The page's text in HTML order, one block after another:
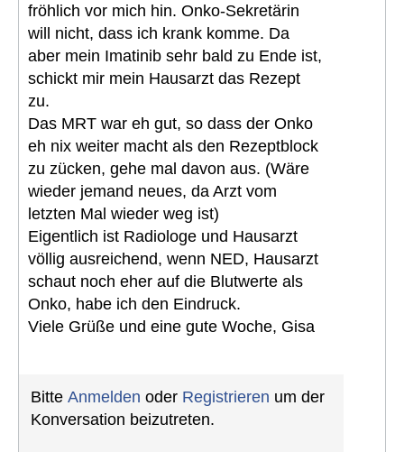
fröhlich vor mich hin. Onko-Sekretärin
will nicht, dass ich krank komme. Da
aber mein Imatinib sehr bald zu Ende ist,
schickt mir mein Hausarzt das Rezept
zu.
Das MRT war eh gut, so dass der Onko
eh nix weiter macht als den Rezeptblock
zu zücken, gehe mal davon aus. (Wäre
wieder jemand neues, da Arzt vom
letzten Mal wieder weg ist)
Eigentlich ist Radiologe und Hausarzt
völlig ausreichend, wenn NED, Hausarzt
schaut noch eher auf die Blutwerte als
Onko, habe ich den Eindruck.
Viele Grüße und eine gute Woche, Gisa
Bitte Anmelden oder Registrieren um der
Konversation beizutreten.